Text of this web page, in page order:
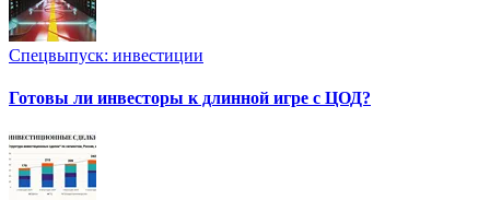
Спецвыпуск: инвестиции
Готовы ли инвесторы к длинной игре с ЦОД?